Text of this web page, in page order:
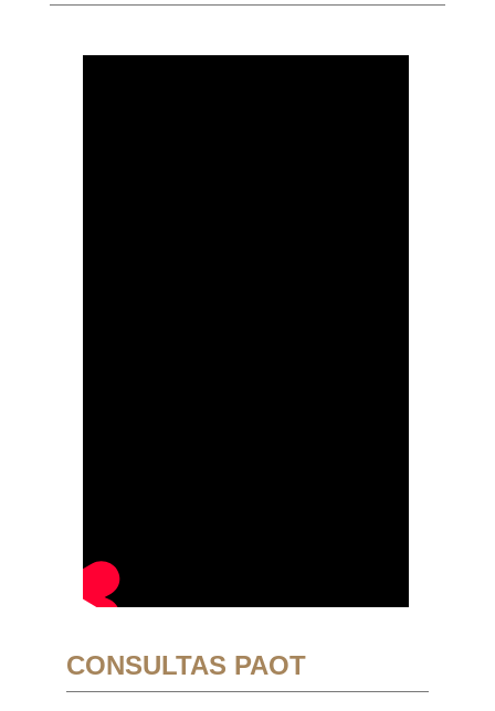
CONSULTAS PAOT